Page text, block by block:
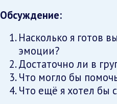
Обсуждение:
Насколько я готов
эмоции?
Достаточно ли в
Что могло бы
Что ещё я хотел бы